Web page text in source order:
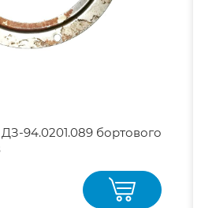
94.0201.089 бортового